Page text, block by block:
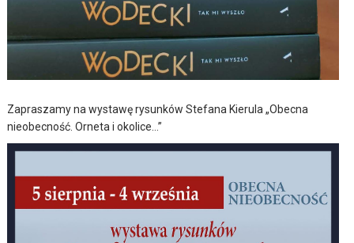
Zapraszamy na wystawę rysunków Stefana Kierula „Obecna
nieobecność. Orneta i okolice…”